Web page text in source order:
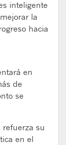
inteligente
la
hacia
en
de
se
refuerza su
en el